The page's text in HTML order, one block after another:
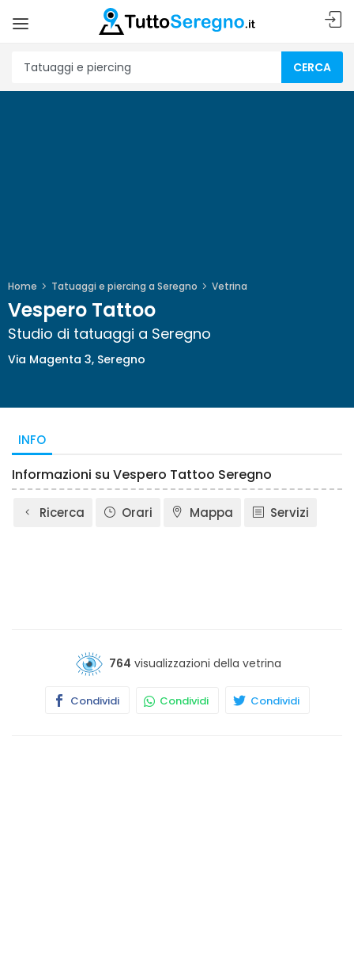
CERCA
Home Tatuaggi e piercing a Seregno Vetrina
Vespero Tattoo
Studio di tatuaggi a Seregno
Via Magenta 3, Seregno
INFO
Informazioni su Vespero Tattoo Seregno
Ricerca Orari Mappa Servizi
764 visualizzazioni della vetrina
Condividi Condividi Condividi